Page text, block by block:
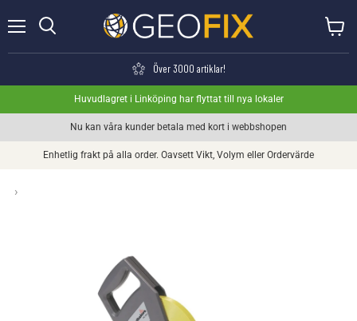
Över 3000 artiklar!
Huvudlagret i Linköping har flyttat till nya lokaler
Nu kan våra kunder betala med kort i webbshopen
Enhetlig frakt på alla order. Oavsett Vikt, Volym eller Ordervärde
›